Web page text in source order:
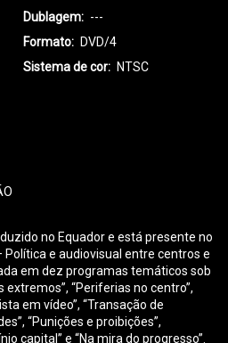
Dublagem
---
Formato
DVD/4
Sistema de cor
NTSC
no Equador e está presente no
Política e audiovisual entre centros e
em dez programas temáticos sob
“Periferias no centro”,
em vídeo”, “Transação de
“Punições e proibições”,
capital” e “Na mira do progresso”.